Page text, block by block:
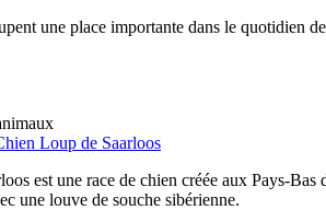
une place importante dans le quotidien
Loup de Saarloos
est une race de chien créée aux Pays-
une louve de souche sibérienne.